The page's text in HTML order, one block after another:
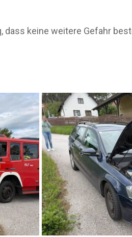
dass keine weitere Gefahr